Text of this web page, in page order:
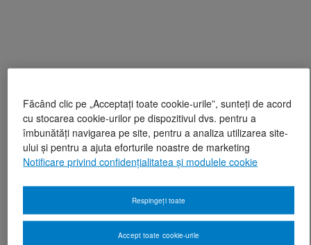
Făcând clic pe „Acceptați toate cookie-urile”, sunteți de acord
cu stocarea cookie-urilor pe dispozitivul dvs. pentru a
îmbunătăți navigarea pe site, pentru a analiza utilizarea site-
ului și pentru a ajuta eforturile noastre de marketing
Notificare privind confidențialitatea și modulele cookie
Respingeți toate
Accept toate cookie-urile